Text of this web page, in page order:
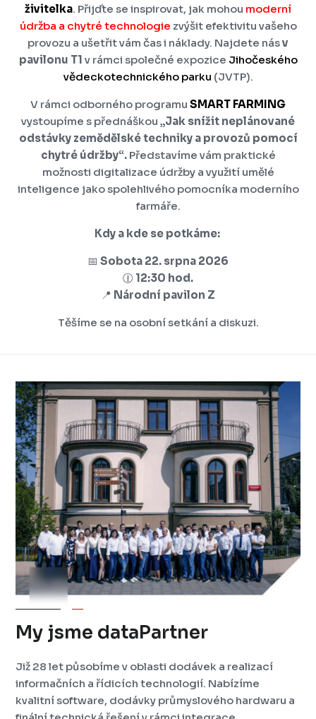
živitelka. Přijďte se inspirovat, jak mohou moderní
údržba a chytré technologie zvýšit efektivitu vašeho
provozu a ušetřit vám čas i náklady. Najdete násv
pavilonu T1 v rámci společné expozice Jihočeského
vědeckotechnického parku (JVTP).
V rámci odborného programu SMART FARMING
vystoupíme s přednáškou „Jak snížit neplánované
odstávky zemědělské techniky a provozů pomocí
chytré údržby“. Představíme vám praktické
možnosti digitalizace údržby a využití umělé
inteligence jako spolehlivého pomocníka moderního
farmáře.
Kdy a kde se potkáme:
📅 Sobota 22. srpna 2026
🕧 12:30 hod.
📍 Národní pavilon Z
Těšíme se na osobní setkání a diskuzi.
My jsme dataPartner
Již 28 let působíme v oblasti dodávek a realizací
informačních a řídicích technologií. Nabízíme
kvalitní software, dodávky průmyslového hardwaru a